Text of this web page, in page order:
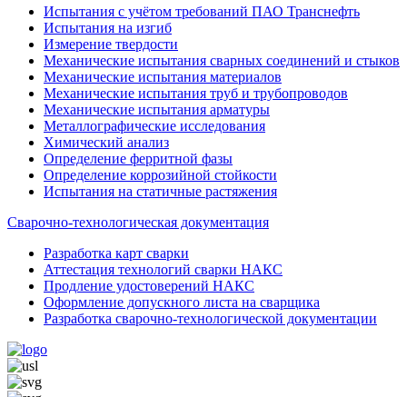
Испытания с учётом требований ПАО Транснефть
Испытания на изгиб
Измерение твердости
Механические испытания сварных соединений и стыков
Механические испытания материалов
Механические испытания труб и трубопроводов
Механические испытания арматуры
Металлографические исследования
Химический анализ
Определение ферритной фазы
Определение коррозийной стойкости
Испытания на статичные растяжения
Сварочно-технологическая документация
Разработка карт сварки
Аттестация технологий сварки НАКС
Продление удостоверений НАКС
Оформление допускного листа на сварщика
Разработка сварочно-технологической документации